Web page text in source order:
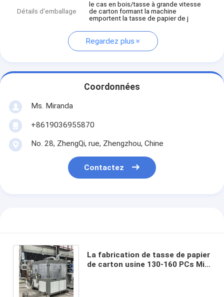
Détails d'emballage
le cas en bois/tasse à grande vitesse
de carton formant la machine
emportent la tasse de papier de j
Regardez plus
Coordonnées
Ms. Miranda
+8619036955870
No. 28, ZhengQi, rue, Zhengzhou, Chine
Contactez
La fabrication de tasse de papier
de carton usine 130-160 PCs Min